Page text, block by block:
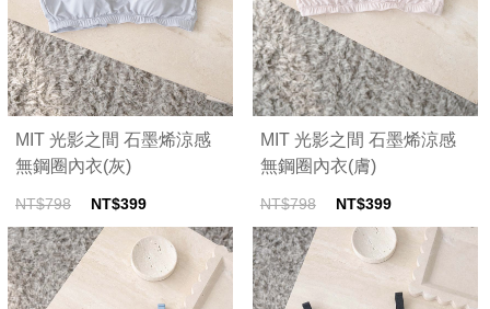
MIT 光影之間 石墨烯涼感
無鋼圈內衣(灰)
NT$798 NT$399
MIT 光影之間 石墨烯涼感
無鋼圈內衣(膚)
NT$798 NT$399